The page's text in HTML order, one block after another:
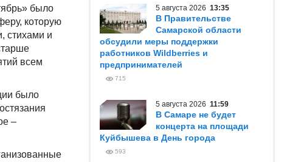
было
которую
стихами и
всем
было
–
5 августа 2026 13:35
В Правительстве
Самарской области
обсудили меры поддержки
работников Wildberries и
предпринимателей
715
5 августа 2026 11:59
В Самаре не будет
концерта на площади
Куйбышева в День города
593